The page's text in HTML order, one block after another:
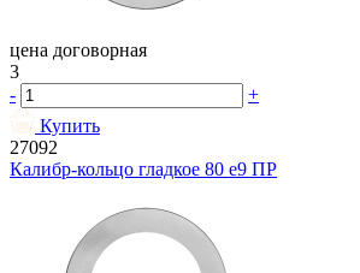
цена договорная
3
-
+
Купить
27092
Калибр-кольцо гладкое 80 e9 ПР